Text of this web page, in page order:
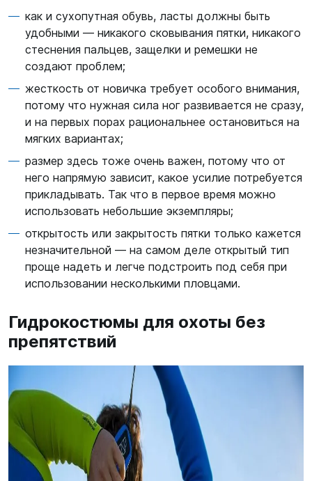
как и сухопутная обувь, ласты должны быть
удобными — никакого сковывания пятки, никакого
стеснения пальцев, защелки и ремешки не
создают проблем;
жесткость от новичка требует особого внимания,
потому что нужная сила ног развивается не сразу,
и на первых порах рациональнее остановиться на
мягких вариантах;
размер здесь тоже очень важен, потому что от
него напрямую зависит, какое усилие потребуется
прикладывать. Так что в первое время можно
использовать небольшие экземпляры;
открытость или закрытость пятки только кажется
незначительной — на самом деле открытый тип
проще надеть и легче подстроить под себя при
использовании несколькими пловцами.
Гидрокостюмы для охоты без
препятствий